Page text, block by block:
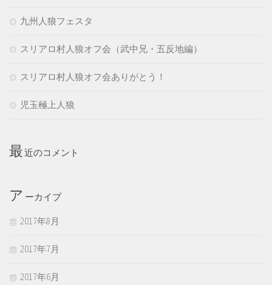
九州人狼フェスタ
スリアロ村人狼オフ会（武中兄・五反地編）
スリアロ村人狼オフ会ありがとう！
児玉極上人狼
最近のコメント
ア ーカイブ
2017年8月
2017年7月
2017年6月